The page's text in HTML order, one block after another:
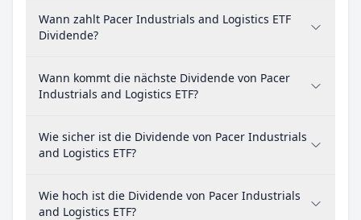
Wann zahlt Pacer Industrials and Logistics ETF
Dividende?
Wann kommt die nächste Dividende von Pacer
Industrials and Logistics ETF?
Wie sicher ist die Dividende von Pacer Industrials
and Logistics ETF?
Wie hoch ist die Dividende von Pacer Industrials
and Logistics ETF?